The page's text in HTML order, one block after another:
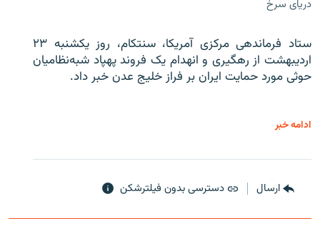
دریای سرخ
ستاد فرماندهی مرکزی آمریکا، سنتکام، روز یکشنبه ۲۳
اردیبهشت از رهگیری و انهدام یک فروند پهپاد شبه‌نظامیان
حوثی‌ مورد حمایت ایران بر فراز خلیج عدن خبر داد.
ادامه خبر
ارسال دسترسی بدون فیلترشکن